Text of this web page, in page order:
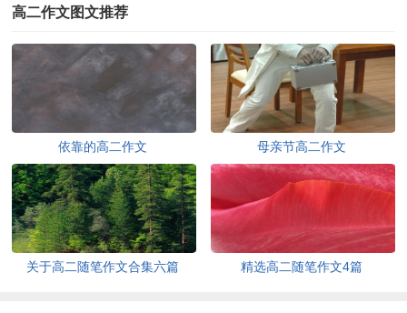
高二作文图文推荐
依靠的高二作文 母亲节高二作文
关于高二随笔作文合集六篇 精选高二随笔作文4篇